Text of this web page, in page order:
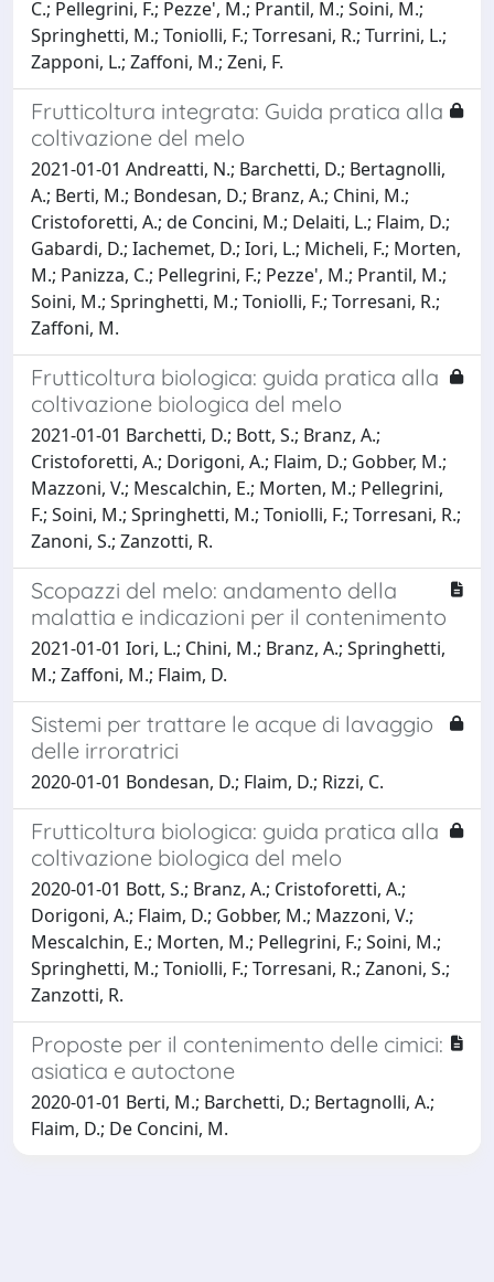
C.; Pellegrini, F.; Pezze', M.; Prantil, M.; Soini, M.;
Springhetti, M.; Toniolli, F.; Torresani, R.; Turrini, L.;
Zapponi, L.; Zaffoni, M.; Zeni, F.
Frutticoltura integrata: Guida pratica alla
coltivazione del melo
2021-01-01 Andreatti, N.; Barchetti, D.; Bertagnolli,
A.; Berti, M.; Bondesan, D.; Branz, A.; Chini, M.;
Cristoforetti, A.; de Concini, M.; Delaiti, L.; Flaim, D.;
Gabardi, D.; Iachemet, D.; Iori, L.; Micheli, F.; Morten,
M.; Panizza, C.; Pellegrini, F.; Pezze', M.; Prantil, M.;
Soini, M.; Springhetti, M.; Toniolli, F.; Torresani, R.;
Zaffoni, M.
Frutticoltura biologica: guida pratica alla
coltivazione biologica del melo
2021-01-01 Barchetti, D.; Bott, S.; Branz, A.;
Cristoforetti, A.; Dorigoni, A.; Flaim, D.; Gobber, M.;
Mazzoni, V.; Mescalchin, E.; Morten, M.; Pellegrini,
F.; Soini, M.; Springhetti, M.; Toniolli, F.; Torresani, R.;
Zanoni, S.; Zanzotti, R.
Scopazzi del melo: andamento della
malattia e indicazioni per il contenimento
2021-01-01 Iori, L.; Chini, M.; Branz, A.; Springhetti,
M.; Zaffoni, M.; Flaim, D.
Sistemi per trattare le acque di lavaggio
delle irroratrici
2020-01-01 Bondesan, D.; Flaim, D.; Rizzi, C.
Frutticoltura biologica: guida pratica alla
coltivazione biologica del melo
2020-01-01 Bott, S.; Branz, A.; Cristoforetti, A.;
Dorigoni, A.; Flaim, D.; Gobber, M.; Mazzoni, V.;
Mescalchin, E.; Morten, M.; Pellegrini, F.; Soini, M.;
Springhetti, M.; Toniolli, F.; Torresani, R.; Zanoni, S.;
Zanzotti, R.
Proposte per il contenimento delle cimici:
asiatica e autoctone
2020-01-01 Berti, M.; Barchetti, D.; Bertagnolli, A.;
Flaim, D.; De Concini, M.